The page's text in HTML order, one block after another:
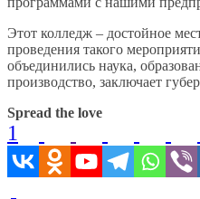
Этот колледж – достойное
проведения такого
объединились наука,
производство, заключает
Spread the love
1